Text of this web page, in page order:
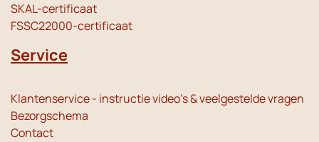
SKAL-certificaat
FSSC22000-certificaat
Service
Klantenservice - instructie video's & veelgestelde vragen
Bezorgschema
Contact